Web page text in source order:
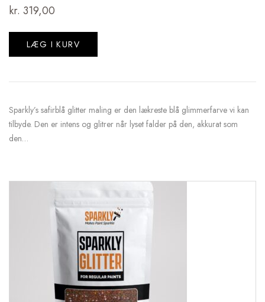
kr. 319,00
LÆG I KURV
Sparkly’s safirblå glitter maling er den lækreste blå glimmerfarve vi kan
tilbyde. Den er intens og glitrer når lyset falder på den, akkurat som
den…